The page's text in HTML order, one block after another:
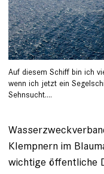
Auf diesem Schiff bin ich
wenn ich jetzt ein
Sehnsucht....
Klempnern im
wichtige öffentliche